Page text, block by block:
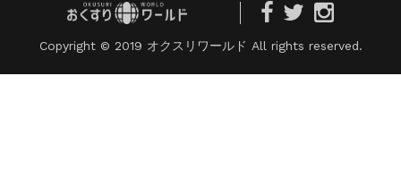
Copyright © 2019 オクスリワールド All rights reserved.